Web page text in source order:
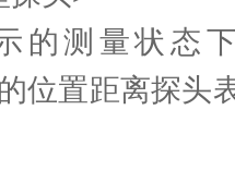
的测量状态
位置距离探头